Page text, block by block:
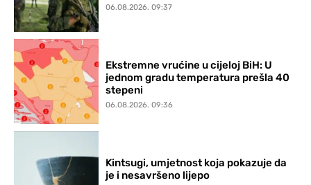
06.08.2026. 09:37
Ekstremne vrućine u cijeloj BiH: U
jednom gradu temperatura prešla 40
stepeni
06.08.2026. 09:36
Kintsugi, umjetnost koja pokazuje da
je i nesavršeno lijepo